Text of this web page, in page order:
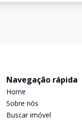
Navegação rápida
Home
Sobre nós
Buscar imóvel